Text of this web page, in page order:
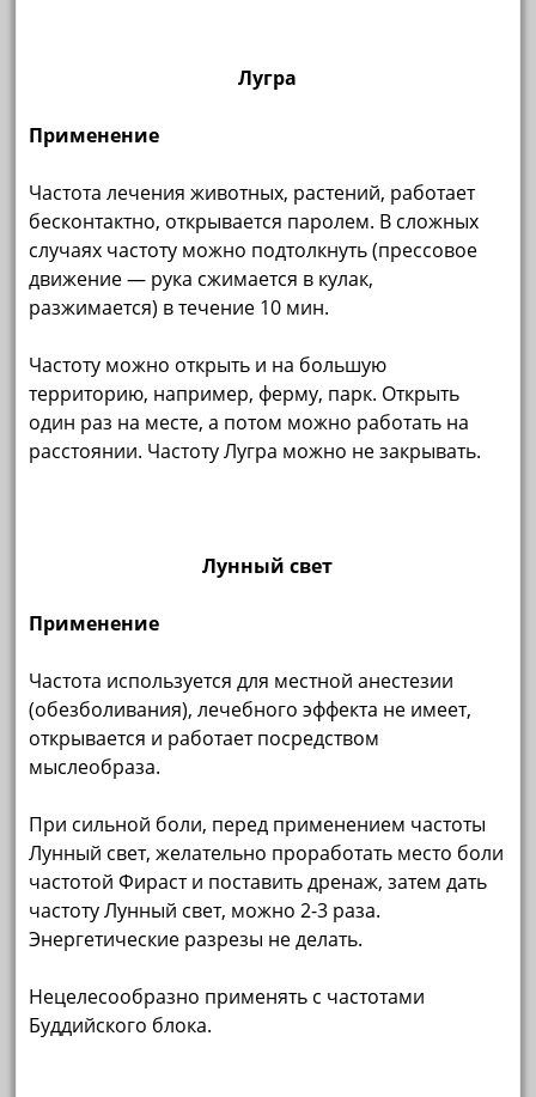
Лугра
Применение
Частота лечения животных, растений, работает
бесконтактно, открывается паролем. В сложных
случаях частоту можно подтолкнуть (прессовое
движение — рука сжимается в кулак,
разжимается) в течение 10 мин.
Частоту можно открыть и на большую
территорию, например, ферму, парк. Открыть
один раз на месте, а потом можно работать на
расстоянии. Частоту Лугра можно не закрывать.
Лунный свет
Применение
Частота используется для местной анестезии
(обезболивания), лечебного эффекта не имеет,
открывается и работает посредством
мыслеобраза.
При сильной боли, перед применением частоты
Лунный свет, желательно проработать место боли
частотой Фираст и поставить дренаж, затем дать
частоту Лунный свет, можно 2-3 раза.
Энергетические разрезы не делать.
Нецелесообразно применять с частотами
Буддийского блока.